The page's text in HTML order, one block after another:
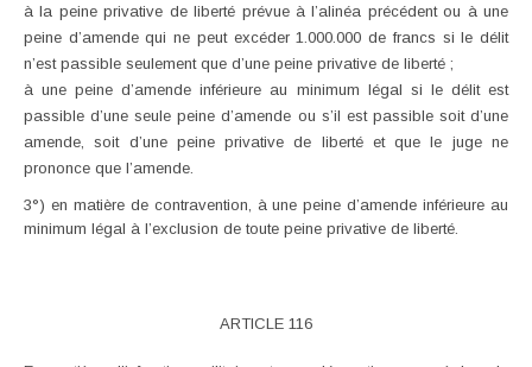
à la peine privative de liberté prévue à l’alinéa précédent ou à une
peine d’amende qui ne peut excéder 1.000.000 de francs si le délit
n’est passible seulement que d’une peine privative de liberté ;
à une peine d’amende inférieure au minimum légal si le délit est
passible d’une seule peine d’amende ou s’il est passible soit d’une
amende, soit d’une peine privative de liberté et que le juge ne
prononce que l’amende.
3°) en matière de contravention, à une peine d’amende inférieure au
minimum légal à l’exclusion de toute peine privative de liberté.
ARTICLE 116